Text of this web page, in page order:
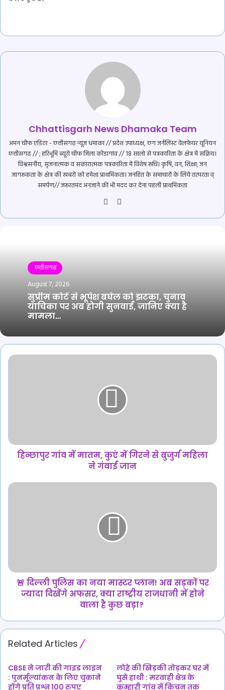
Chhattisgarh News Dhamaka Team
अमन चीफ एडिटर - छत्तीसगढ़ न्यूज़ धमाका // प्रदेश उपाध्यक्ष, छग जर्नलिस्ट वेलफेयर यूनियन
छत्तीसगढ // ; हरिभूमि ब्यूरो चीफ जिला कोंडागांव // 18 सालो से पत्रकारिता के क्षेत्र में सक्रिय।
विश्वसनीय, सृजनात्मक व सकारात्मक पत्रकारिता में विशेष रूचि। कृषि, वन, शिक्षा; जन
जागरूकता के क्षेत्र की खबरों को हमेशा प्राथमिकता। जनहित के समाचारों के लिये तत्परता व्
समर्पण// जरूरतमंद अनजाने की भी मदद कर देना पहली प्राथमिकता
Website
छतीसगढ़
August 7, 2026
सुप्रीम कोर्ट से भूपेश बघेल को झटका, चुनाव
याचिका पर अब होगी सुनवाई, जानिए क्या है
मामला…
हिन्छापुर
बुजुर्ग
महिला
जान
हिन्छापुर गांव में मातम, कुएं में गिरने से बुजुर्ग महिला
ने गंवाई जान
🚨
सड़कों
क्या
राजधानी
होने
वाला
है
🚨 दिल्ली पुलिस का नया मास्टर प्लान! अब सड़कों पर
ज्यादा दिखेंगे अफसर, क्या राष्ट्रीय राजधानी में होने
वाला है कुछ बड़ा?
Related Articles
CBSE ने जारी की गाइड लाइन
: पुनर्मूल्यांकन के लिए चुकाने
होंगे प्रति प्रश्न 100 रुपए
लोहे की खिड़की तोड़कर घर में
घुसे हाथी : मरवाही क्षेत्र के
कुम्हारी गांव में किचन तक